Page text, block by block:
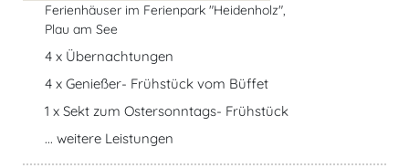
Ferienhäuser im Ferienpark "Heidenholz",
Plau am See
4 x Übernachtungen
4 x Genießer- Frühstück vom Büffet
1 x Sekt zum Ostersonntags- Frühstück
... weitere Leistungen